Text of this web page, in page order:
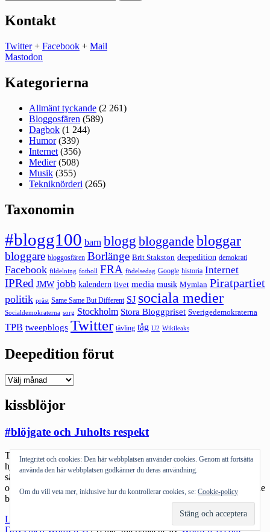
efter:
Kontakt
Twitter+ Facebook + Mail
Mastodon
Kategorierna
Allmänt tyckande (2 261)
Bloggosfären (589)
Dagbok (1 244)
Humor(339)
Internet (356)
Medier(508)
Musik (355)
Tekniknörderi (265)
Taxonomin
#blogg100 barn blogg bloggande bloggar
bloggare bloggosfären Borlänge Brit Stakston deepedition demokrati
Facebook fildelning fotboll FRA födelsedag Google historia Internet
IPRed JMW jobb kalendern livet media musik Mymlan Piratpartiet
politik präst Same Same But Different SJ sociala medier
Socialdemokraterna sorg Stockholm Stora Bloggpriset Sverigedemokraterna
TPB tweepblogs Twitter tävling tåg U2 Wikileaks
Deepedition förut
Deepedition
kissblöjor
#blöjgate och Juholts respekt
Två stycken händelser visar på hur illa ställt det är med
hjärnkapacitet hos vissa som styr: Carema. Att göra en grej av att
säga upp DN efter att man är mitt i en riktig shitstorm och det
onekligen kissar kritik mot en visar bara att företagets styrande borde
bytas ut till några som förstår hur […]
Läs mer
och
Drivs med WordPress |Tema: Intergalactic avWordPress.com.
Integritet och cookies: Den här webbplatsen använder cookies. Genom att fortsätta
använda den här webbplatsen godkänner du deras användning.
Om du vill veta mer, inklusive hur du kontrollerar cookies, se: Cookie-policy